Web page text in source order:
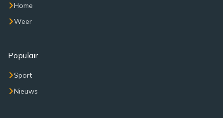
Home
Weer
Populair
Sport
Nieuws